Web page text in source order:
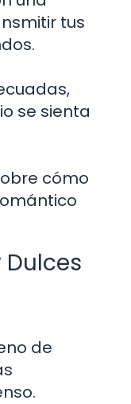
tus
se sienta
cómo
de